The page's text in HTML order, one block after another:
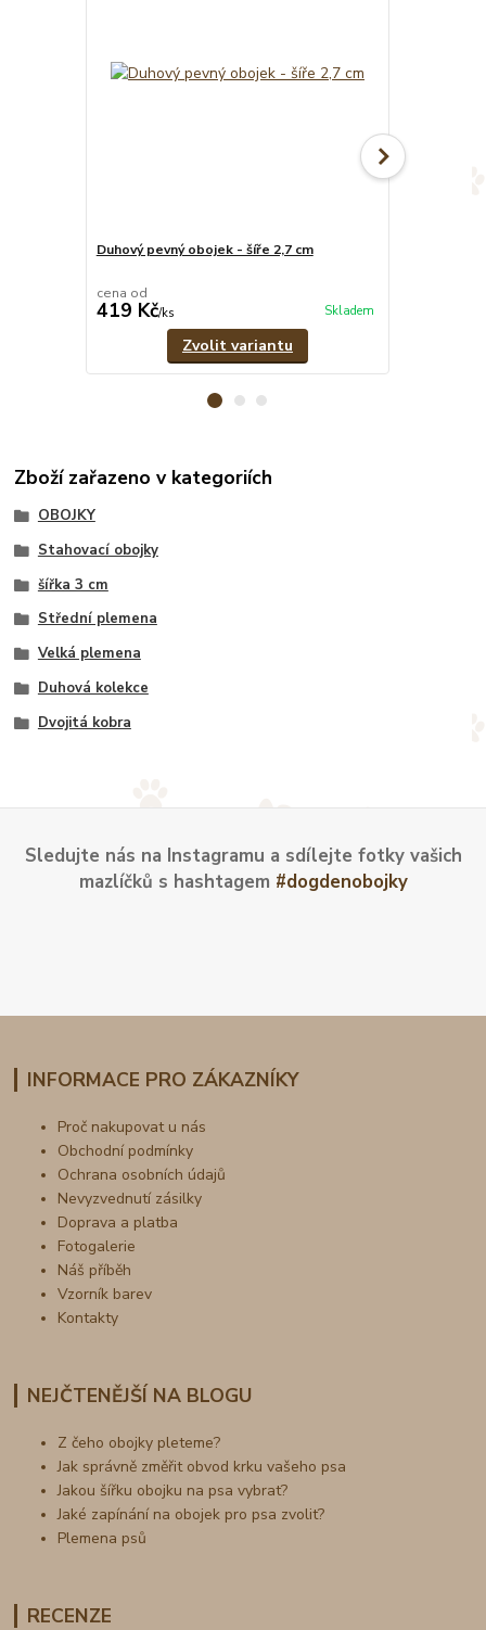
Duhový pevný obojek - šíře 2,7 cm
cena od
419 Kč/ks Skladem
Zvolit variantu
Zboží zařazeno v kategoriích
OBOJKY
Stahovací obojky
šířka 3 cm
Střední plemena
Velká plemena
Duhová kolekce
Dvojitá kobra
Sledujte nás na Instagramu a sdílejte fotky vašich
mazlíčků s hashtagem #dogdenobojky
INFORMACE PRO ZÁKAZNÍKY
Proč nakupovat u nás
Obchodní podmínky
Ochrana osobních údajů
Nevyzvednutí zásilky
Doprava a platba
Fotogalerie
Náš příběh
Vzorník barev
Kontakty
NEJČTENĚJŠÍ NA BLOGU
Z čeho obojky pleteme?
Jak správně změřit obvod krku vašeho psa
Jakou šířku obojku na psa vybrat?
Jaké zapínání na obojek pro psa zvolit?
Plemena psů
RECENZE